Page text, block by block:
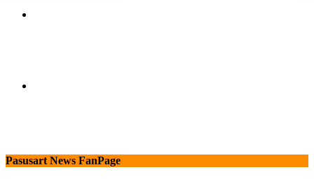
Pasusart News FanPage